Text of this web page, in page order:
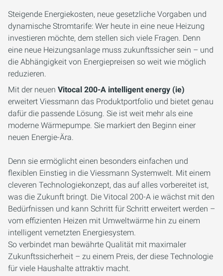
Steigende Energiekosten, neue gesetzliche Vorgaben und
dynamische Stromtarife: Wer heute in eine neue Heizung
investieren möchte, dem stellen sich viele Fragen. Denn
eine neue Heizungsanlage muss zukunftssicher sein – und
die Abhängigkeit von Energiepreisen so weit wie möglich
reduzieren.
Mit der neuen Vitocal 200-A intelligent energy (ie)
erweitert Viessmann das Produktportfolio und bietet genau
dafür die passende Lösung. Sie ist weit mehr als eine
moderne Wärmepumpe. Sie markiert den Beginn einer
neuen Energie-Ära.
Denn sie ermöglicht einen besonders einfachen und
flexiblen Einstieg in die Viessmann Systemwelt. Mit einem
cleveren Technologiekonzept, das auf alles vorbereitet ist,
was die Zukunft bringt. Die Vitocal 200-A ie wächst mit den
Bedürfnissen und kann Schritt für Schritt erweitert werden –
vom effizienten Heizen mit Umweltwärme hin zu einem
intelligent vernetzten Energiesystem.
So verbindet man bewährte Qualität mit maximaler
Zukunftssicherheit – zu einem Preis, der diese Technologie
für viele Haushalte attraktiv macht.